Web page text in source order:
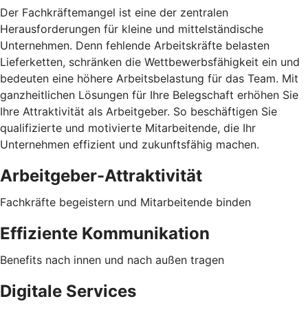
Der Fachkräftemangel ist eine der zentralen
Herausforderungen für kleine und mittelständische
Unternehmen. Denn fehlende Arbeitskräfte belasten
Lieferketten, schränken die Wettbewerbsfähigkeit ein und
bedeuten eine höhere Arbeitsbelastung für das Team. Mit
ganzheitlichen Lösungen für Ihre Belegschaft erhöhen Sie
Ihre Attraktivität als Arbeitgeber. So beschäftigen Sie
qualifizierte und motivierte Mitarbeitende, die Ihr
Unternehmen effizient und zukunftsfähig machen.
Arbeitgeber-Attraktivität
Fachkräfte begeistern und Mitarbeitende binden
Effiziente Kommunikation
Benefits nach innen und nach außen tragen
Digitale Services